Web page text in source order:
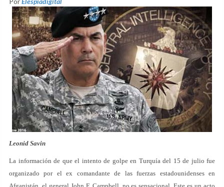
Leonid Savin
La información de que el intento de golpe en Turquía del 15 de julio fue
organizado por el ex comandante de las fuerzas estadounidenses en